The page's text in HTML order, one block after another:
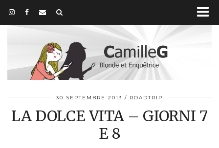
30 SEPTEMBRE 2013 ROADTRIP
LA DOLCE VITA – GIORNI 7
E 8